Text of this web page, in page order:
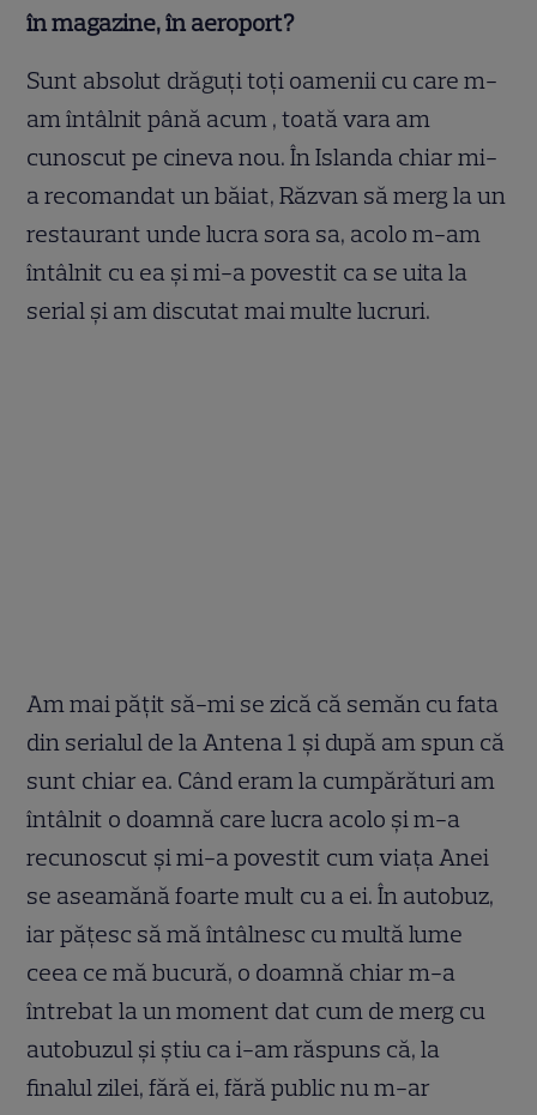
în magazine, în aeroport?
Sunt absolut drăguți toți oamenii cu care m-
am întâlnit până acum , toată vara am
cunoscut pe cineva nou. În Islanda chiar mi-
a recomandat un băiat, Răzvan să merg la un
restaurant unde lucra sora sa, acolo m-am
întâlnit cu ea și mi-a povestit ca se uita la
serial și am discutat mai multe lucruri.
Am mai pățit să-mi se zică că semăn cu fata
din serialul de la Antena 1 și după am spun că
sunt chiar ea. Când eram la cumpărături am
întâlnit o doamnă care lucra acolo și m-a
recunoscut și mi-a povestit cum viața Anei
se aseamănă foarte mult cu a ei. În autobuz,
iar pățesc să mă întâlnesc cu multă lume
ceea ce mă bucură, o doamnă chiar m-a
întrebat la un moment dat cum de merg cu
autobuzul și știu ca i-am răspuns că, la
finalul zilei, fără ei, fără public nu m-ar